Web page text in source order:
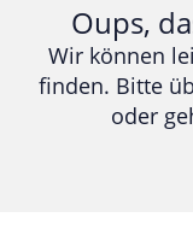
Bücher & Magazine
Computer &
Entertainment &
Oups,
Wir können
finden. Bitte
oder